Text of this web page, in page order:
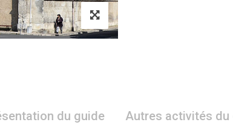
du guide Autres activités du